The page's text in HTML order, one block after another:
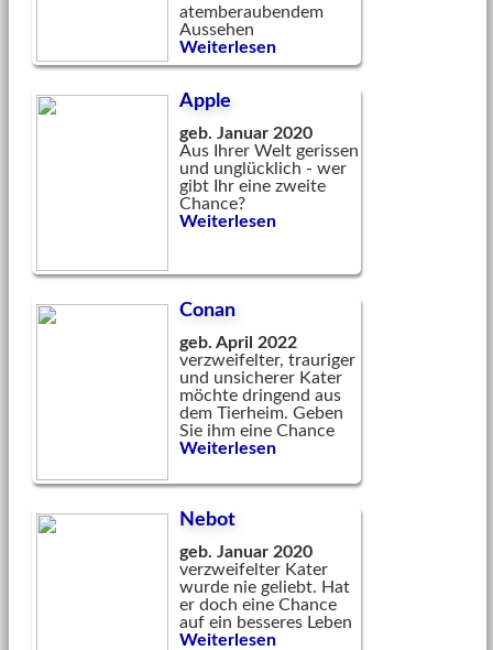
atemberaubendem
Aussehen
Weiterlesen
Apple
geb. Januar 2020
Aus Ihrer Welt gerissen
und unglücklich - wer
gibt Ihr eine zweite
Chance?
Weiterlesen
Conan
geb. April 2022
verzweifelter, trauriger
und unsicherer Kater
möchte dringend aus
dem Tierheim. Geben
Sie ihm eine Chance
Weiterlesen
Nebot
geb. Januar 2020
verzweifelter Kater
wurde nie geliebt. Hat
er doch eine Chance
auf ein besseres Leben
Weiterlesen